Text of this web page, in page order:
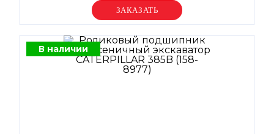
Уточняйте цену
В наличии